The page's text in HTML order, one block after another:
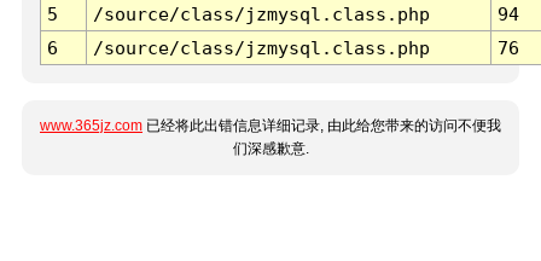
5
/source/class/jzmysql.class.php
94
6
/source/class/jzmysql.class.php 76
www.365jz.com 已经将此出错信息详细记录, 由此给您带来的访问不便我
们深感歉意.